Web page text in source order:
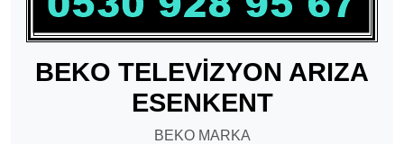
BEKO TELEVİZYON ARIZA
ESENKENT
BEKO MARKA